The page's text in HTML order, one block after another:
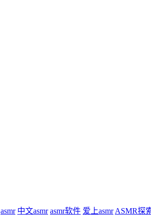
asmr 中文asmr asmr软件 爱上asmr ASMR探